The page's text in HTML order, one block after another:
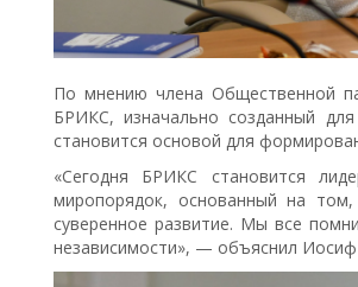
По мнению члена Общественной
БРИКС, изначально созданный
становится основой для
«Сегодня БРИКС становится
миропорядок, основанный на том,
суверенное развитие. Мы все
независимости», — объяснил Иосиф